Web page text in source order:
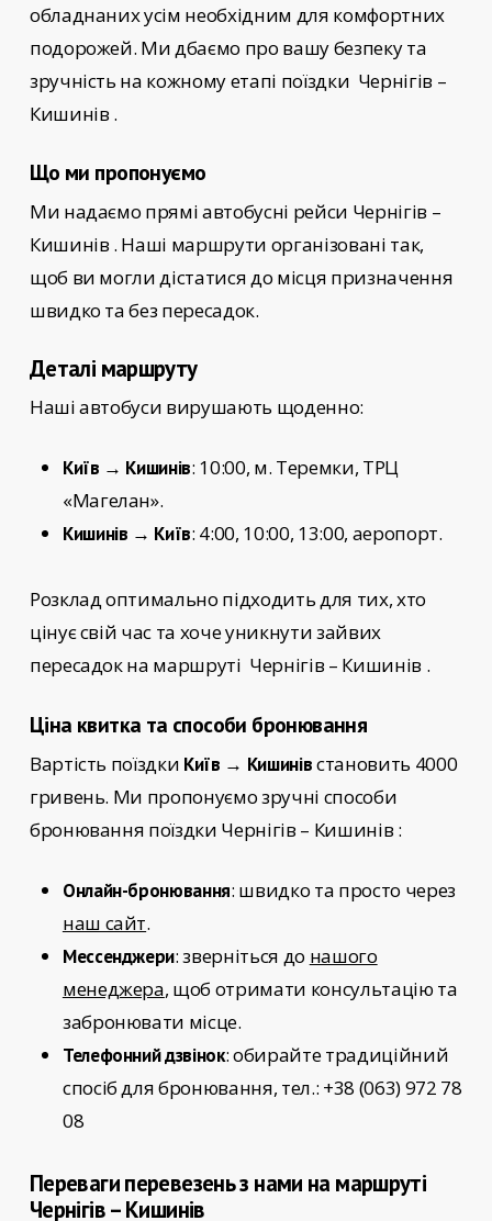
обладнаних усім необхідним для комфортних
подорожей. Ми дбаємо про вашу безпеку та
зручність на кожному етапі поїздки Чернігів –
Кишинів .
Що ми пропонуємо
Ми надаємо прямі автобусні рейси Чернігів –
Кишинів . Наші маршрути організовані так,
щоб ви могли дістатися до місця призначення
швидко та без пересадок.
Деталі маршруту
Наші автобуси вирушають щоденно:
Київ → Кишинів: 10:00, м. Теремки, ТРЦ
«Магелан».
Кишинів → Київ: 4:00, 10:00, 13:00, аеропорт.
Розклад оптимально підходить для тих, хто
цінує свій час та хоче уникнути зайвих
пересадок на маршруті Чернігів – Кишинів .
Ціна квитка та способи бронювання
Вартість поїздки Київ → Кишинівстановить 4000
гривень. Ми пропонуємо зручні способи
бронювання поїздки Чернігів – Кишинів :
Онлайн-бронювання: швидко та просто через
наш сайт.
Мессенджери: зверніться до нашого
менеджера, щоб отримати консультацію та
забронювати місце.
Телефонний дзвінок: обирайте традиційний
спосіб для бронювання, тел.: +38 (063) 972 78
08
Переваги перевезень з нами на маршруті
Чернігів – Кишинів